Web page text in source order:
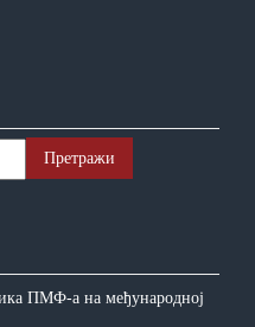
ПМФ-а на међународној